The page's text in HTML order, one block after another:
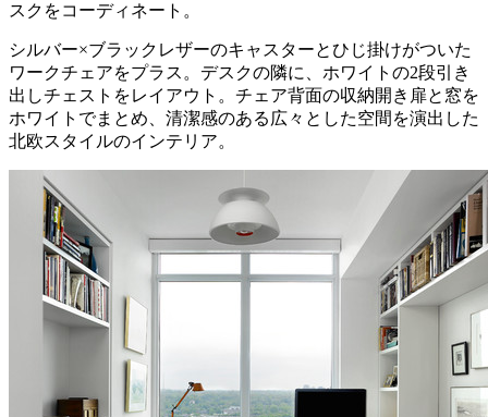
スクをコーディネート。
シルバー×ブラックレザーのキャスターとひじ掛けがついた
ワークチェアをプラス。デスクの隣に、ホワイトの2段引き
出しチェストをレイアウト。チェア背面の収納開き扉と窓を
ホワイトでまとめ、清潔感のある広々とした空間を演出した
北欧スタイルのインテリア。